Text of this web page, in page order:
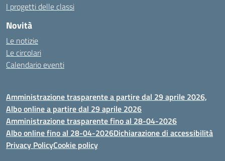
I progetti delle classi
Novità
Le notizie
Le circolari
Calendario eventi
Amministrazione trasparente a partire dal 29 aprile 2026,
Albo online a partire dal 29 aprile 2026
Amministrazione trasparente fino al 28-04-2026
Albo online fino al 28-04-2026Dichiarazione di accessibilità
Privacy PolicyCookie policy